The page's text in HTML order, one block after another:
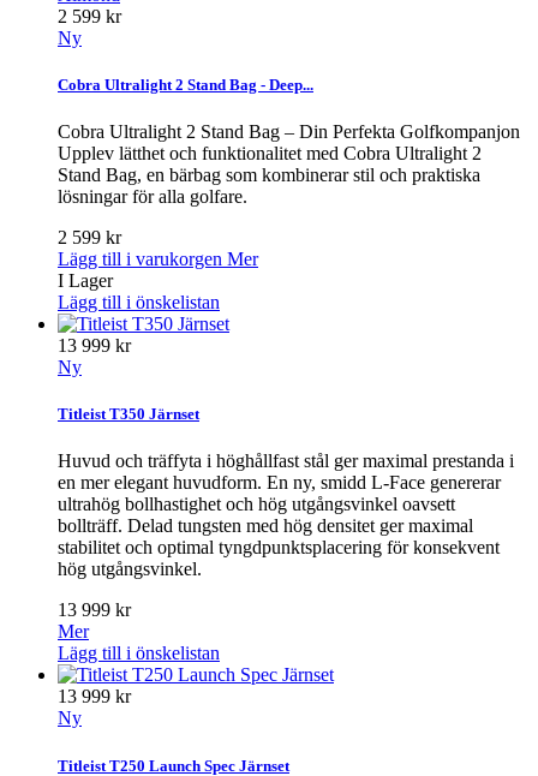
2 599 kr
Ny
Cobra Ultralight 2 Stand Bag - Deep...
Cobra Ultralight 2 Stand Bag – Din Perfekta Golfkompanjon
Upplev lätthet och funktionalitet med Cobra Ultralight 2
Stand Bag, en bärbag som kombinerar stil och praktiska
lösningar för alla golfare.
2 599 kr
Lägg till i varukorgen Mer
I Lager
Lägg till i önskelistan
13 999 kr
Ny
Titleist T350 Järnset
Huvud och träffyta i höghållfast stål ger maximal prestanda i
en mer elegant huvudform. En ny, smidd L-Face genererar
ultrahög bollhastighet och hög utgångsvinkel oavsett
bollträff. Delad tungsten med hög densitet ger maximal
stabilitet och optimal tyngdpunktsplacering för konsekvent
hög utgångsvinkel.
13 999 kr
Mer
Lägg till i önskelistan
13 999 kr
Ny
Titleist T250 Launch Spec Järnset